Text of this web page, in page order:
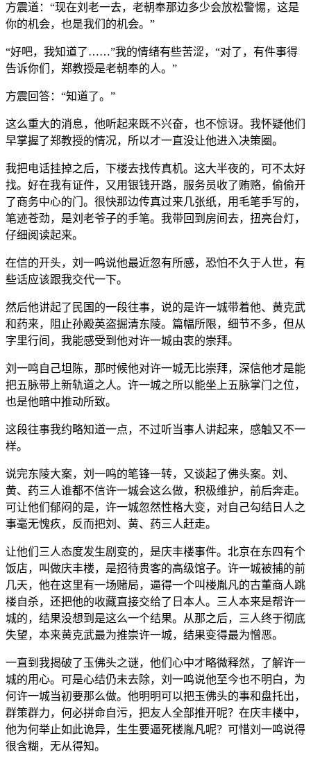
方震道：“现在刘老一去，老朝奉那边多少会放松警惕，这是
你的机会，也是我们的机会。”
“好吧，我知道了……”我的情绪有些苦涩，“对了，有件事得
告诉你们，郑教授是老朝奉的人。”
方震回答：“知道了。”
这么重大的消息，他听起来既不兴奋，也不惊讶。我怀疑他们
早掌握了郑教授的情况，所以才一直没让他进入决策圈。
我把电话挂掉之后，下楼去找传真机。这大半夜的，可不太好
找。好在我有证件，又用银钱开路，服务员收了贿赂，偷偷开
了商务中心的门。很快那边传真过来几张纸，用毛笔手写的，
笔迹苍劲，是刘老爷子的手笔。我带回到房间去，扭亮台灯，
仔细阅读起来。
在信的开头，刘一鸣说他最近忽有所感，恐怕不久于人世，有
些话应该跟我交代一下。
然后他讲起了民国的一段往事，说的是许一城带着他、黄克武
和药来，阻止孙殿英盗掘清东陵。篇幅所限，细节不多，但从
字里行间，我能感受到他对许一城由衷的崇拜。
刘一鸣自己坦陈，那时候他对许一城无比崇拜，深信他才是能
把五脉带上新轨道之人。许一城之所以能坐上五脉掌门之位，
也是他暗中推动所致。
这段往事我约略知道一点，不过听当事人讲起来，感触又不一
样。
说完东陵大案，刘一鸣的笔锋一转，又谈起了佛头案。刘、
黄、药三人谁都不信许一城会这么做，积极维护，前后奔走。
可让他们郁闷的是，许一城忽然性格大变，对自己勾结日人之
事毫无愧疚，反而把刘、黄、药三人赶走。
让他们三人态度发生剧变的，是庆丰楼事件。北京在东四有个
饭店，叫做庆丰楼，是招待贵客的高级馆子。许一城被捕的前
几天，他在这里有一场赌局，逼得一个叫楼胤凡的古董商人跳
楼自杀，还把他的收藏直接交给了日本人。三人本来是帮许一
城的，结果没想到是这么一个结果。从那之后，三人终于彻底
失望，本来黄克武最为推崇许一城，结果变得最为憎恶。
一直到我揭破了玉佛头之谜，他们心中才略微释然，了解许一
城的用心。可是心结仍未去除，刘一鸣说他至今也不明白，为
何许一城当初要那么做。他明明可以把玉佛头的事和盘托出，
群策群力，何必拼命自污，把友人全部推开呢？在庆丰楼中，
他为何举止如此诡异，生生要逼死楼胤凡呢？可惜刘一鸣说得
很含糊，无从得知。